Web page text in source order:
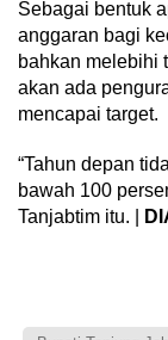
Sebagai bentuk
anggaran bagi
bahkan melebihi
akan ada
mencapai target.
“Tahun depan
bawah 100
Tanjabtim itu. |